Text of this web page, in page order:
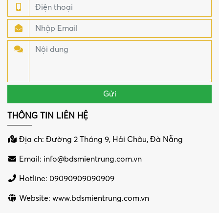
THÔNG TIN LIÊN HỆ
Địa ch: Đường 2 Tháng 9, Hải Châu, Đà Nẵng
Email: info@bdsmientrung.com.vn
Hotline: 09090909090909
Website: www.bdsmientrung.com.vn